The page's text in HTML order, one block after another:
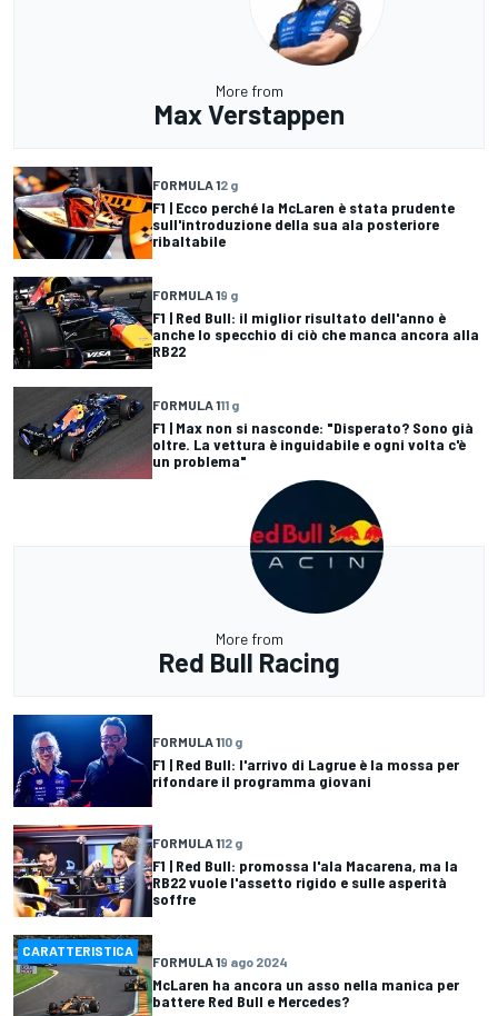
More from
Max Verstappen
FORMULA 12 g
F1 | Ecco perché la McLaren è stata prudente
sull'introduzione della sua ala posteriore
ribaltabile
FORMULA 19 g
F1 | Red Bull: il miglior risultato dell'anno è
anche lo specchio di ciò che manca ancora alla
RB22
FORMULA 111 g
F1 | Max non si nasconde: "Disperato? Sono già
oltre. La vettura è inguidabile e ogni volta c'è
un problema"
More from
Red Bull Racing
FORMULA 110 g
F1 | Red Bull: l'arrivo di Lagrue è la mossa per
rifondare il programma giovani
FORMULA 112 g
F1 | Red Bull: promossa l'ala Macarena, ma la
RB22 vuole l'assetto rigido e sulle asperità
soffre
CARATTERISTICA
FORMULA 19 ago 2024
McLaren ha ancora un asso nella manica per
battere Red Bull e Mercedes?